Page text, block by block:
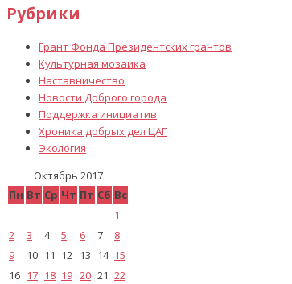
Рубрики
Грант Фонда Президентских грантов
Культурная мозаика
Наставничество
Новости Доброго города
Поддержка инициатив
Хроника добрых дел ЦАГ
Экология
Октябрь 2017
Пн Вт Ср Чт Пт Сб Вс
1
2
3 4 5 6 7
8
9
10 11 12 13 14 15
16 17 18 19 20 21 22